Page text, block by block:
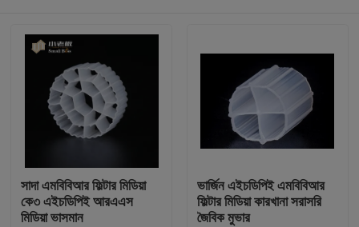
সাদা এমবিবিআর ফিল্টার মিডিয়া
কে৩ এইচডিপিই আরএএস
মিডিয়া ভাসমান
ভার্জিন এইচডিপিই এমবিবিআর
ফিল্টার মিডিয়া কারখানা সরাসরি
জৈবিক মুভার